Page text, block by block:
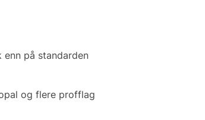
på standarden
og flere profflag